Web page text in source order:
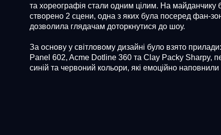
та хореографія стали одним цілим. На майданчику
створено 2 сцени, одна з яких була посеред фан-
дозволила глядачам доторкнутися до шоу.
За основу у світловому дизайні було взято
Panel 602, Acme Dotline 360 та Clay Packy Sharpy,
синій та червоний кольори, які емоційно